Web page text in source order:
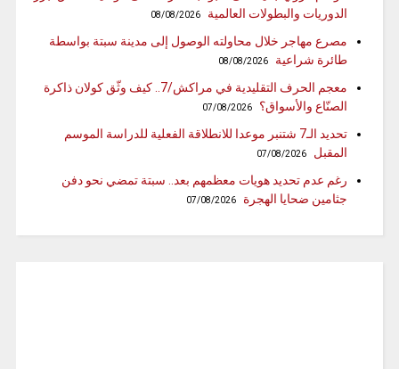
الدوريات والبطولات العالمية
08/08/2026
مصرع مهاجر خلال محاولته الوصول إلى مدينة سبتة بواسطة
طائرة شراعية
08/08/2026
معجم الحرف التقليدية في مراكش/7.. كيف وثّق كولان ذاكرة
الصنّاع والأسواق؟
07/08/2026
تحديد الـ7 شتنبر موعدا للانطلاقة الفعلية للدراسة الموسم
المقبل
07/08/2026
رغم عدم تحديد هويات معظمهم بعد.. سبتة تمضي نحو دفن
جثامين ضحايا الهجرة
07/08/2026